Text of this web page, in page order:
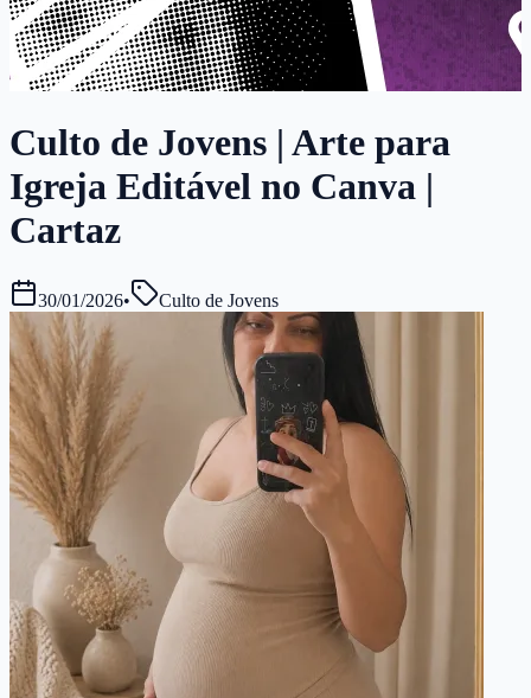
Culto de Jovens | Arte para
Igreja Editável no Canva |
Cartaz
30/01/2026• Culto de Jovens